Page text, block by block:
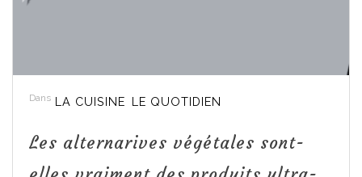
Dans LA CUISINE LE QUOTIDIEN
Les alternarives végétales sont-